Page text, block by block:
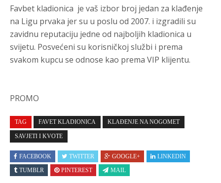
Favbet kladionica je vaš izbor broj jedan za klađenje
na Ligu prvaka jer su u poslu od 2007. i izgradili su
zavidnu reputaciju jedne od najboljih kladionica u
svijetu. Posvećeni su korisničkoj službi i prema
svakom kupcu se odnose kao prema VIP klijentu.
PROMO
TAG FAVET KLADIONICA KLAĐENJE NA NOGOMET
SAVJETI I KVOTE
FACEBOOK TWITTER GOOGLE+
LINKEDIN
TUMBLR
PINTEREST MAIL